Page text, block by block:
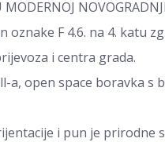
oznake F 4.6. na 4. katu
i centra grada.
a, open space boravka s
i pun je prirodne